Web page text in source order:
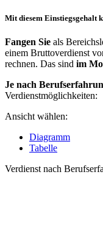
Mit diesem Einstiegsgehalt
Fangen Sie als
einem Bruttoverdienst
rechnen. Das sind im
Je nach
Verdienstmöglichkeiten:
Ansicht wählen:
Diagramm
Tabelle
Verdienst nach